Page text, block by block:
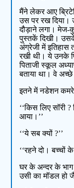
मैंने लेकर आए
उस पर रख दिया।
दौड़ाने लगा। मेज-
पुस्तकें दिखी।
अंग्रेजी में इतिहास
रखी थी। ये उनके
पिताजी स्कूल
बताया था। वे
इतने में नडेशन कमरे
‘‘किस लिए
आया।’’
‘‘ये सब क्यों ?’’
‘‘रहने दो। बच्चों
घर के अन्दर के
उसी का मॉडल हो